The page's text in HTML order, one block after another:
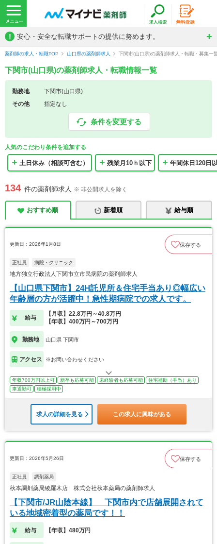
! 安心・安全な転職サポートの提供に努めます。
薬剤師の求人・転職TOP 山口県の薬剤師求人 下関市(山口県)の薬剤師求人・転職・募集一
下関市(山口県)の薬剤師求人・転職情報一覧
勤務地
下関市(山口県)
その他
指定なし
条件を変更する
人気のこだわり条件を追加する
土日休み（相談可含む） 残業月10ｈ以下 年間休日120日
134 件の薬剤師求人 ※ 非公開求人を除く
おすすめ順 新着順 給与順
更新日：2026年1月8日 保存する
正社員 病院・クリニック
地方独立行政法人下関市立市民病院の薬剤師求人
【山口県下関市】24H託児所＆住宅手当あり◎幅広い
年齢層の方が活躍中！急性期病院での求人です。
給与
【月収】22.8万円～40.8万円
【年収】400万円～700万円
勤務地 山口県 下関市
アクセス ※お問い合わせください
年収700万円以上可 新卒も応募可能 未経験者も応募可能
住宅補助（手当）あり
車通勤可
積極採用中
求人の詳細を見る この求人に興味がある
更新日：2026年5月26日 保存する
正社員 調剤薬局
秋本調剤薬局綾羅木店 株式会社秋本薬局の薬剤師求人
【下関市/JR山陰本線】 下関市内で店舗展開されて
いる地域密着型の薬局です！！
給与 【年収】480万円